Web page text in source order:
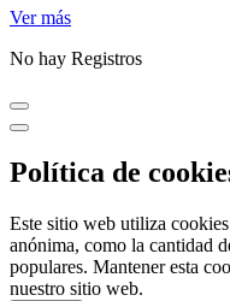
Ver más
No hay Registros
Política de
Este sitio web utiliza
anónima, como la cantidad
populares. Mantener esta
nuestro sitio web.